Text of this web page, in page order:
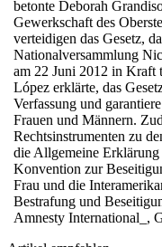
betonte Deborah
Gewerkschaft des
verteidigen das Gesetz,
Nationalversammlung
am 22 Juni 2012 in Kraft
López erklärte, das
Verfassung und
Frauen und Männern.
Rechtsinstrumenten zu
die Allgemeine
Konvention zur
Frau und die
Bestrafung und
Amnesty International_,